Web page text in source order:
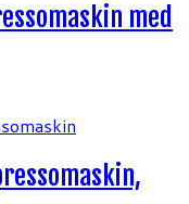
med